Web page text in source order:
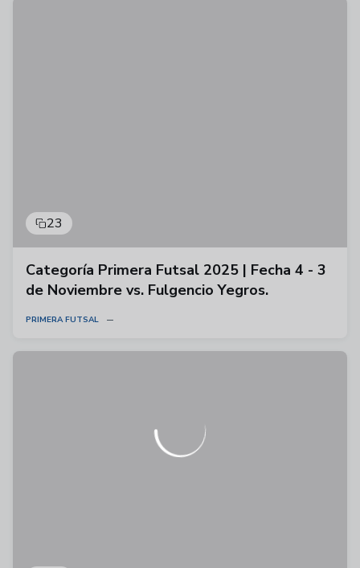
23
Categoría Primera Futsal 2025 | Fecha 4 - 3
de Noviembre vs. Fulgencio Yegros.
PRIMERA FUTSAL